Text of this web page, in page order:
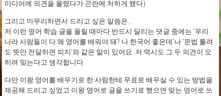
미디어에 의견을 올렸다가 곤란에 처하게 됐다)
그리고 마무리하면서 드리고 싶은 말씀은…
저 이런 영어 학습 글을 올릴 때마다 반드시 달리는 댓글 중에는 ‘우리
나라 사람들이 다 왜 영어를 배워야 돼? 나 한국어 좋은데’나 ‘문법 틀려
도 뜻만 전달하면 되지’와 같은 말이 있어요. 저 역시도 그 두 의견이 오
히려 맞는다고 생각합니다.
다만 이왕 영어를 배우기로 한 사람한테 무료로 배우실 수 있는 방법을
제공해 드리고 싶었고 이왕 영어로 글을 쓰기로 했으면 맞는 영어로 쓰